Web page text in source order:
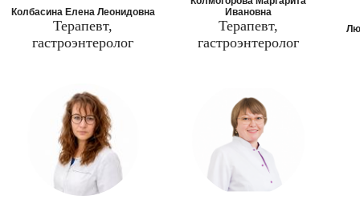
Колбасина Елена Леонидовна
Терапевт,
гастроэнтеролог
Ивановна
Терапевт,
гастроэнтеролог